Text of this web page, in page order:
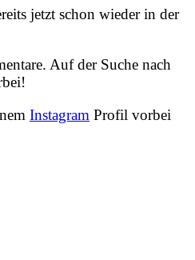
jetzt schon wieder in der
Auf der Suche nach
Instagram Profil vorbei